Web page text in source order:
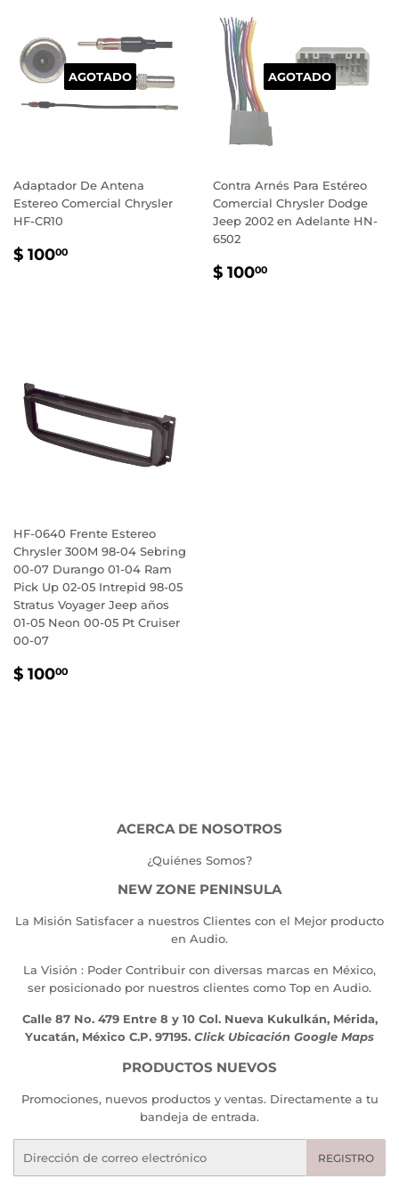
AGOTADO
Adaptador De Antena
Estereo Comercial Chrysler
HF-CR10
PRECIO
$ 10000
AGOTADO
Contra Arnés Para Estéreo
Comercial Chrysler Dodge
Jeep 2002 en Adelante HN-
6502
PRECIO
$ 10000
HF-0640 Frente Estereo
Chrysler 300M 98-04 Sebring
00-07 Durango 01-04 Ram
Pick Up 02-05 Intrepid 98-05
Stratus Voyager Jeep años
01-05 Neon 00-05 Pt Cruiser
00-07
PRECIO
$ 10000
ACERCA DE NOSOTROS
¿Quiénes Somos?
NEW ZONE PENINSULA
La Misión Satisfacer a nuestros Clientes con el Mejor producto
en Audio.
La Visión : Poder Contribuir con diversas marcas en México,
ser posicionado por nuestros clientes como Top en Audio.
Calle 87 No. 479 Entre 8 y 10 Col. Nueva Kukulkán, Mérida,
Yucatán, México C.P. 97195. Click Ubicación Google Maps
PRODUCTOS NUEVOS
Promociones, nuevos productos y ventas. Directamente a tu
bandeja de entrada.
REGISTRO